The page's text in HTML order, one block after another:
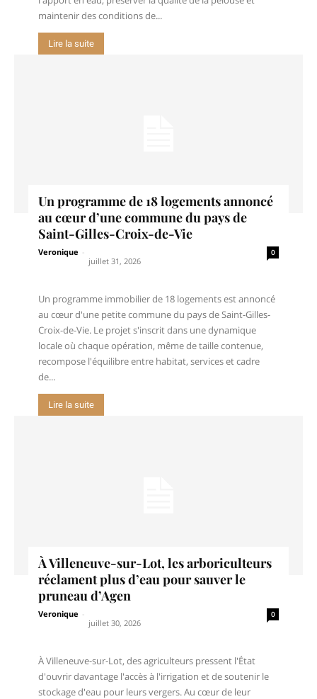
maintenir des conditions de...
Lire la suite
Un programme de 18 logements annoncé
au cœur d’une commune du pays de
Saint-Gilles-Croix-de-Vie
Veronique
juillet 31, 2026
0
Un programme immobilier de 18 logements est annoncé
au cœur d'une petite commune du pays de Saint-Gilles-
Croix-de-Vie. Le projet s'inscrit dans une dynamique
locale où chaque opération, même de taille contenue,
recompose l'équilibre entre habitat, services et cadre
de...
Lire la suite
À Villeneuve-sur-Lot, les arboriculteurs
réclament plus d’eau pour sauver le
pruneau d’Agen
Veronique
juillet 30, 2026
0
À Villeneuve-sur-Lot, des agriculteurs pressent l'État
d'ouvrir davantage l'accès à l'irrigation et de soutenir le
stockage d'eau pour leurs vergers. Au cœur de leur